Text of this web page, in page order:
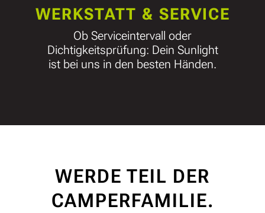
WERKSTATT & SERVICE
Ob Serviceintervall oder
Dichtigkeitsprüfung: Dein Sunlight
ist bei uns in den besten Händen.
WERDE TEIL DER
CAMPERFAMILIE.